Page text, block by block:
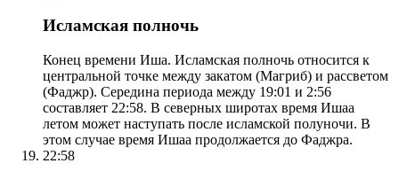
Исламская полночь
Конец времени Иша. Исламская полночь относится к
центральной точке между закатом (Магриб) и рассветом
(Фаджр). Середина периода между 19:01 и 2:56
составляет 22:58. В северных широтах время Ишаа
летом может наступать после исламской полуночи. В
этом случае время Ишаа продолжается до Фаджра.
22:58